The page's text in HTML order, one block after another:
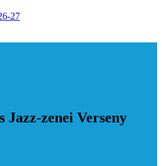
27
Jazz-zenei Verseny